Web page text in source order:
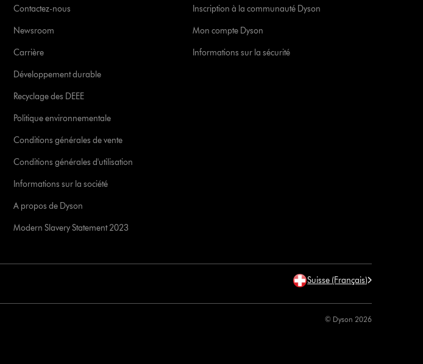
Contactez-nous
Newsroom
Carrière
Développement durable
Recyclage des DEEE
Politique environnementale
Conditions générales de vente
Conditions générales d'utilisation
Informations sur la société
A propos de Dyson
Modern Slavery Statement 2023
Inscription à la communauté Dyson
Mon compte Dyson
Informations sur la sécurité
Suisse (Français)
© Dyson 2026